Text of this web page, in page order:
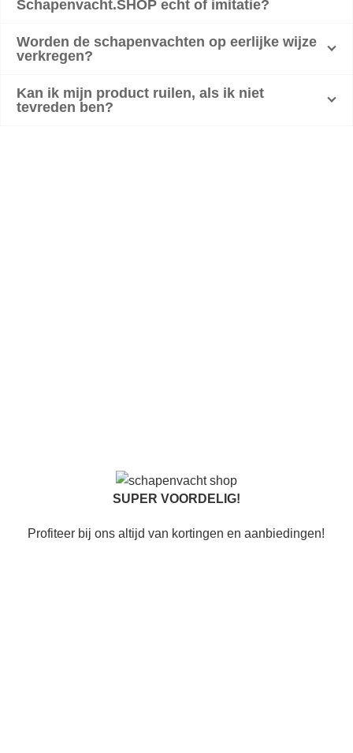
Schapenvacht.SHOP echt of imitatie?
Worden de schapenvachten op eerlijke wijze
verkregen?
Kan ik mijn product ruilen, als ik niet
tevreden ben?
SUPER VOORDELIG!
Profiteer bij ons altijd van kortingen en aanbiedingen!